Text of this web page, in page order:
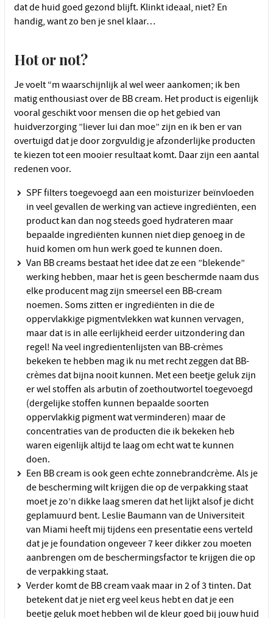
dat de huid goed gezond blijft. Klinkt ideaal, niet? En
handig, want zo ben je snel klaar…
Hot or not?
Je voelt “m waarschijnlijk al wel weer aankomen; ik ben
matig enthousiast over de BB cream. Het product is eigenlijk
vooral geschikt voor mensen die op het gebied van
huidverzorging ”liever lui dan moe” zijn en ik ben er van
overtuigd dat je door zorgvuldig je afzonderlijke producten
te kiezen tot een mooier resultaat komt. Daar zijn een aantal
redenen voor.
SPF filters toegevoegd aan een moisturizer beïnvloeden
in veel gevallen de werking van actieve ingrediënten, een
product kan dan nog steeds goed hydrateren maar
bepaalde ingrediënten kunnen niet diep genoeg in de
huid komen om hun werk goed te kunnen doen.
Van BB creams bestaat het idee dat ze een ”blekende”
werking hebben, maar het is geen beschermde naam dus
elke producent mag zijn smeersel een BB-cream
noemen. Soms zitten er ingrediënten in die de
oppervlakkige pigmentvlekken wat kunnen vervagen,
maar dat is in alle eerlijkheid eerder uitzondering dan
regel! Na veel ingredientenlijsten van BB-crèmes
bekeken te hebben mag ik nu met recht zeggen dat BB-
crèmes dat bijna nooit kunnen. Met een beetje geluk zijn
er wel stoffen als arbutin of zoethoutwortel toegevoegd
(dergelijke stoffen kunnen bepaalde soorten
oppervlakkig pigment wat verminderen) maar de
concentraties van de producten die ik bekeken heb
waren eigenlijk altijd te laag om echt wat te kunnen
doen.
Een BB cream is ook geen echte zonnebrandcrème. Als je
de bescherming wilt krijgen die op de verpakking staat
moet je zo’n dikke laag smeren dat het lijkt alsof je dicht
geplamuurd bent. Leslie Baumann van de Universiteit
van Miami heeft mij tijdens een presentatie eens verteld
dat je je foundation ongeveer 7 keer dikker zou moeten
aanbrengen om de beschermingsfactor te krijgen die op
de verpakking staat.
Verder komt de BB cream vaak maar in 2 of 3 tinten. Dat
betekent dat je niet erg veel keus hebt en dat je een
beetje geluk moet hebben wil de kleur goed bij jouw huid